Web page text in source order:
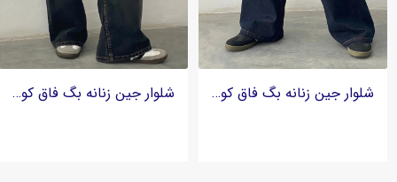
شلوار جین زنانه بگ فاق کوتاه برند Motel Rocks شلوار جین زنانه بگ فاق کوتاه برند Motel Rocks